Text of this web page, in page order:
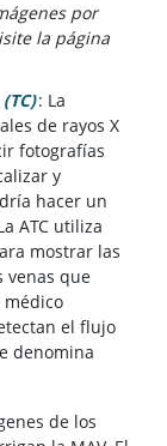
por
la página
: La
de rayos X
fotografías
y
hacer un
ATC utiliza
mostrar las
venas que
médico
el flujo
denomina
de los